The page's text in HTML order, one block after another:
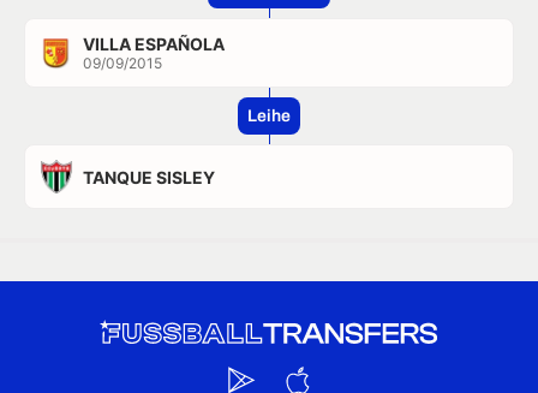
VILLA ESPAÑOLA
09/09/2015
Leihe
TANQUE SISLEY